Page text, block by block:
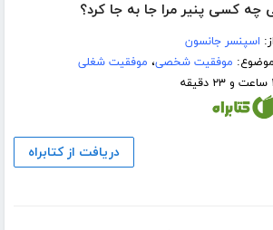
چه کسی پنیر مرا جا به جا کرد؟
از: اسپنسر جانسون
موضوع: موفقیت شخصی، موفقیت شغلی
۱ ساعت و ۲۳ دقیقه
دریافت از کتابراه